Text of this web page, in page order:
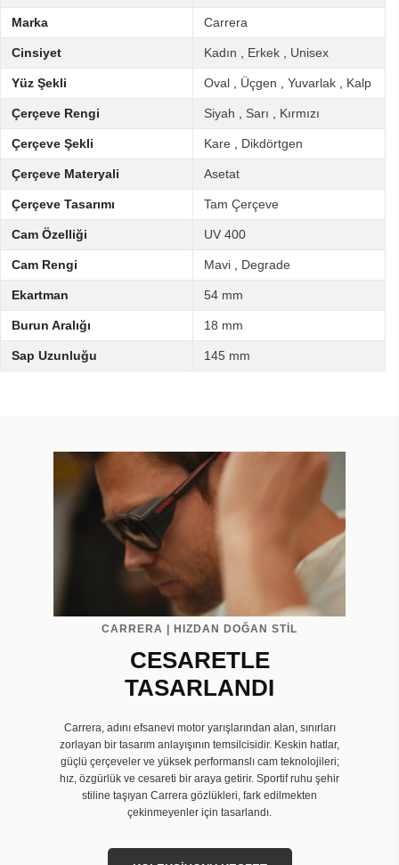
Marka Carrera
Cinsiyet Kadın Erkek Unisex
Yüz Şekli Oval Üçgen Yuvarlak Kalp
Çerçeve Rengi Siyah Sarı Kırmızı
Çerçeve Şekli Kare Dikdörtgen
Çerçeve Materyali Asetat
Çerçeve Tasarımı Tam Çerçeve
Cam Özelliği UV 400
Cam Rengi Mavi Degrade
Ekartman 54 mm
Burun Aralığı 18 mm
Sap Uzunluğu 145 mm
CARRERA | HIZDAN DOĞAN STİL
CESARETLE
TASARLANDI
Carrera, adını efsanevi motor yarışlarından alan, sınırları
zorlayan bir tasarım anlayışının temsilcisidir. Keskin hatlar,
güçlü çerçeveler ve yüksek performanslı cam teknolojileri;
hız, özgürlük ve cesareti bir araya getirir. Sportif ruhu şehir
stiline taşıyan Carrera gözlükleri, fark edilmekten
çekinmeyenler için tasarlandı.